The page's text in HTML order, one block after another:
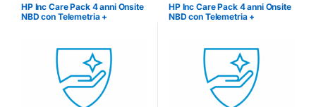
HP Inc Care Pack 4 anni Onsite
NBD con Telemetria +
ESTENSIONE GARANZIE
HP Inc Care Pack 4 anni Onsite
NBD con Telemetria +
ESTENSIONE GARANZIE